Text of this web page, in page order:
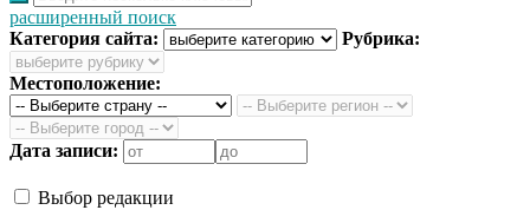
расширенный поиск
Категория сайта:
Рубрика:
Местоположение:
Дата записи:
Выбор редакции